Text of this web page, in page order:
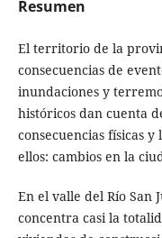
Resumen
El territorio de la
consecuencias de
inundaciones y
históricos dan cuenta
consecuencias físicas
ellos: cambios en la
En el valle del Río San
concentra casi la